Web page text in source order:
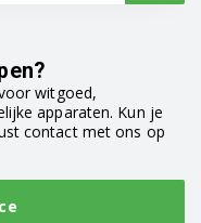
witgoed,
apparaten. Kun je
contact met ons op